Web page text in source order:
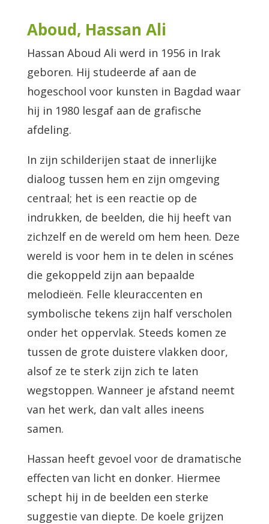
Aboud, Hassan Ali
Hassan Aboud Ali werd in 1956 in Irak
geboren. Hij studeerde af aan de
hogeschool voor kunsten in Bagdad waar
hij in 1980 lesgaf aan de grafische
afdeling.
In zijn schilderijen staat de innerlijke
dialoog tussen hem en zijn omgeving
centraal; het is een reactie op de
indrukken, de beelden, die hij heeft van
zichzelf en de wereld om hem heen. Deze
wereld is voor hem in te delen in scénes
die gekoppeld zijn aan bepaalde
melodieën. Felle kleuraccenten en
symbolische tekens zijn half verscholen
onder het oppervlak. Steeds komen ze
tussen de grote duistere vlakken door,
alsof ze te sterk zijn zich te laten
wegstoppen. Wanneer je afstand neemt
van het werk, dan valt alles ineens
samen.
Hassan heeft gevoel voor de dramatische
effecten van licht en donker. Hiermee
schept hij in de beelden een sterke
suggestie van diepte. De koele grijzen